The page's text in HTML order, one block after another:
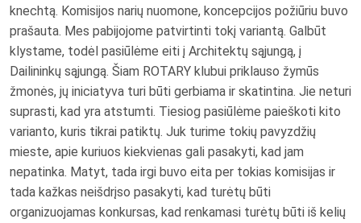
knechtą. Komisijos narių nuomone, koncepcijos požiūriu buvo
prašauta. Mes pabijojome patvirtinti tokį variantą. Galbūt
klystame, todėl pasiūlėme eiti į Architektų sąjungą, į
Dailininkų sąjungą. Šiam ROTARY klubui priklauso žymūs
žmonės, jų iniciatyva turi būti gerbiama ir skatintina. Jie neturi
suprasti, kad yra atstumti. Tiesiog pasiūlėme paieškoti kito
varianto, kuris tikrai patiktų. Juk turime tokių pavyzdžių
mieste, apie kuriuos kiekvienas gali pasakyti, kad jam
nepatinka. Matyt, tada irgi buvo eita per tokias komisijas ir
tada kažkas neišdrįso pasakyti, kad turėtų būti
organizuojamas konkursas, kad renkamasi turėtų būti iš kelių